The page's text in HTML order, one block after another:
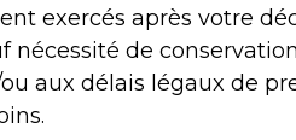
exercés après votre
nécessité de
aux délais légaux de